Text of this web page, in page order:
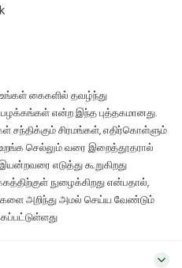
கைகளில் தவழ்ந்து
பழக்கங்கள் என்ற இந்த புத்தகமானது.
சந்திக்கும் சிரமங்கள், எதிர்கொள்ளும்
செல்லும் வரை இறைத்தூதரால்
எடுத்து கூறுகிறது
நுழைக்கிறது என்பதால்,
அறிந்து அமல் செய்ய வேண்டும்